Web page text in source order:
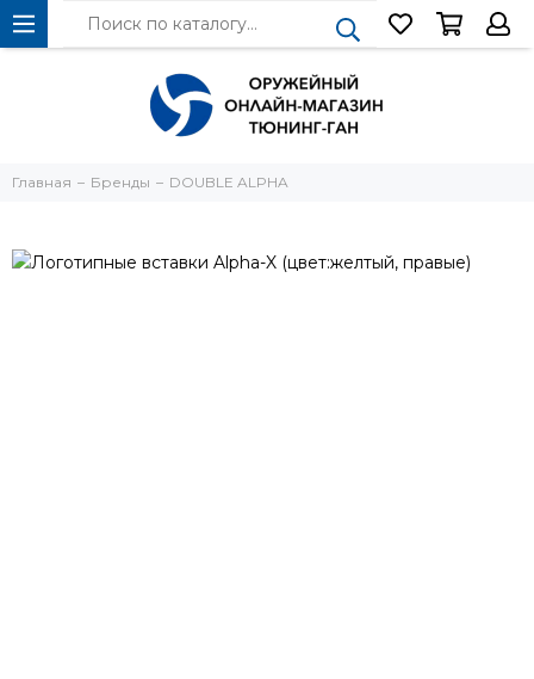
Главная Бренды DOUBLE ALPHA